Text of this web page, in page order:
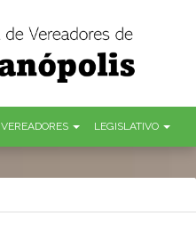
VEREADORES LEGISLATIVO